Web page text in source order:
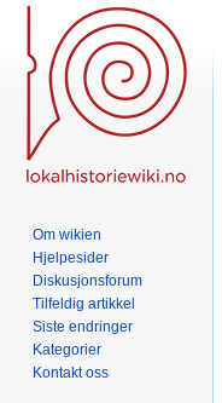
Om wikien
Hjelpesider
Diskusjonsforum
Tilfeldig artikkel
Siste endringer
Kategorier
Kontakt oss